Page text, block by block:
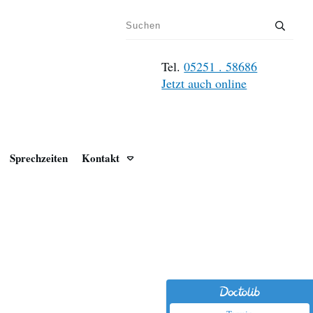
Tel.05251 . 58686
Jetzt auch online
Sprechzeiten Kontakt